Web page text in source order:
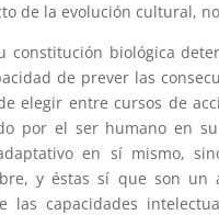
de la evolución cultural,
constitución biológica
de prever las
elegir entre cursos de
por el ser humano en
en sí mismo,
y éstas sí que son un
capacidades